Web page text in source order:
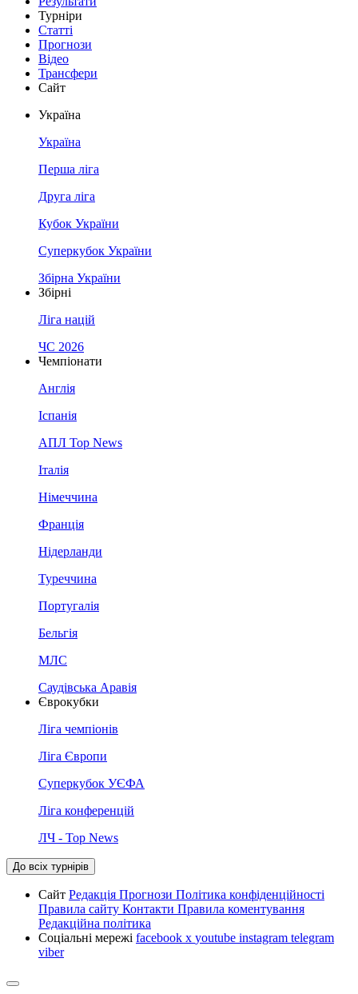
Турніри
Статті
Прогнози
Відео
Трансфери
Сайт
Україна
Україна
Перша ліга
Друга ліга
Кубок України
Суперкубок України
Збірна України
Збірні
Ліга націй
ЧС 2026
Чемпіонати
Англія
Іспанія
АПЛ Top News
Італія
Німеччина
Франція
Нідерланди
Туреччина
Португалія
Бельгія
МЛС
Саудівська Аравія
Єврокубки
Ліга чемпіонів
Ліга Європи
Суперкубок УЄФА
Ліга конференцій
ЛЧ - Top News
До всіх турнірів
Сайт Редакція Прогнози Політика конфіденційності
Правила сайту Контакти Правила коментування
Редакційна політика
Соціальні мережі facebook x youtube instagram telegram
viber